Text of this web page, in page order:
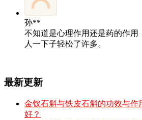
孙**
不知道是心理作用还是药的作用
人一下子轻松了许多。
最新更新
金钗石斛与铁皮石斛的功效与作
好？